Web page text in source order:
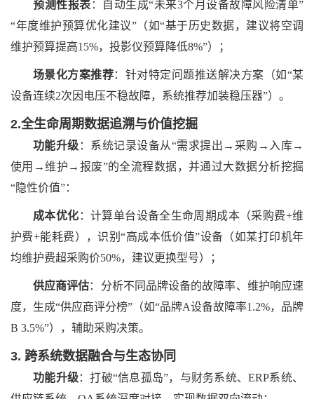
预测性报表 ：自动生成“未来3个月设备故障风险清单”
“年度维护预算优化建议”（如“基于历史数据，建议将空调
维护预算提高15%，投影仪预算降低8%”）；
场景化方案推荐：针对特定问题推送解决方案（如“某
设备连续2次因电压不稳故障，系统推荐加装稳压器”）。
2.全生命周期数据追溯与价值挖掘
功能升级 ：系统记录设备从“需求提出→采购→入库→
使用→维护→报废”的全流程数据，并通过大数据分析挖掘
“隐性价值”：
成本优化 ：计算单台设备全生命周期成本（采购费+维
护费+能耗费），识别“高成本低价值”设备（如某打印机年
均维护费超采购价50%，建议更换型号）；
供应商评估：分析不同品牌设备的故障率、维护响应速
度，生成“供应商评分榜”（如“品牌A设备故障率1.2%，品牌
B 3.5%”），辅助采购决策。
3. 跨系统数据融合与生态协同
功能升级：打破“信息孤岛”，与财务系统、ERP系统、